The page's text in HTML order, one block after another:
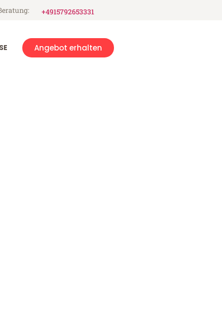
+4915792653331
Angebot erhalten